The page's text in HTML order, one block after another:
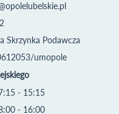
Skrzynka Podawcza
umopole
- 15:15
- 16:00